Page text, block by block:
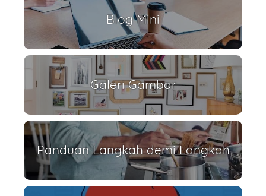
Blog Mini
Galeri Gambar
Panduan Langkah demi Langkah